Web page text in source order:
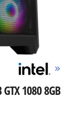
1080 8GB